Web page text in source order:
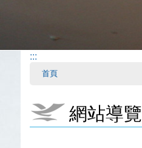
:::
首頁
網站導覽